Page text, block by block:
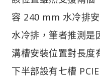
容 240 mm 水冷排
水冷排，筆者推測是
溝槽安裝位置對長度
下半部設有七槽